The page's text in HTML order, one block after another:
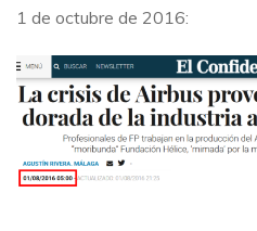
1 de octubre de 2016: